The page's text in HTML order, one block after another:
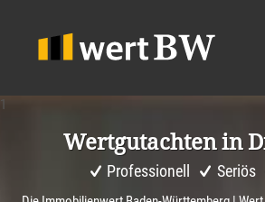
1
Wertgut­achten in
Professionell Seriös